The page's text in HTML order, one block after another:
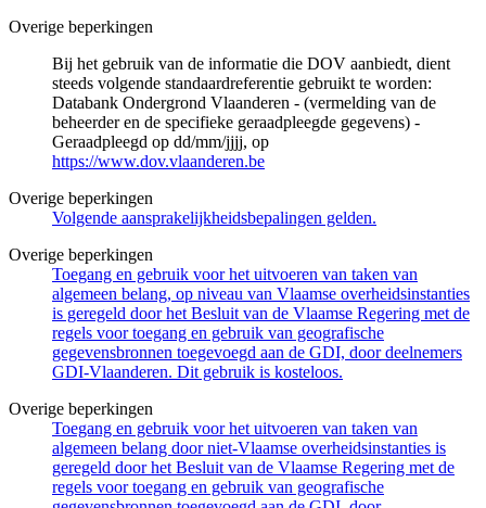
Overige beperkingen
Bij het gebruik van de informatie die DOV aanbiedt, dient
steeds volgende standaardreferentie gebruikt te worden:
Databank Ondergrond Vlaanderen - (vermelding van de
beheerder en de specifieke geraadpleegde gegevens) -
Geraadpleegd op dd/mm/jjjj, op
https://www.dov.vlaanderen.be
Overige beperkingen
Volgende aansprakelijkheidsbepalingen gelden.
Overige beperkingen
Toegang en gebruik voor het uitvoeren van taken van
algemeen belang, op niveau van Vlaamse overheidsinstanties
is geregeld door het Besluit van de Vlaamse Regering met de
regels voor toegang en gebruik van geografische
gegevensbronnen toegevoegd aan de GDI, door deelnemers
GDI-Vlaanderen. Dit gebruik is kosteloos.
Overige beperkingen
Toegang en gebruik voor het uitvoeren van taken van
algemeen belang door niet-Vlaamse overheidsinstanties is
geregeld door het Besluit van de Vlaamse Regering met de
regels voor toegang en gebruik van geografische